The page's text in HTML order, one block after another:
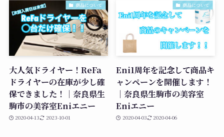
商品について
大人気ドライヤー！ReFa
ドライヤーの在庫が少し確
保できました！｜奈良県生
駒市の美容室Eniエニー
2020-04-13 2023-10-01
商品について
Eni1周年を記念して商品キ
ャンペーンを開催します！
｜奈良県生駒市の美容室
Eniエニー
2020-04-03 2020-04-06